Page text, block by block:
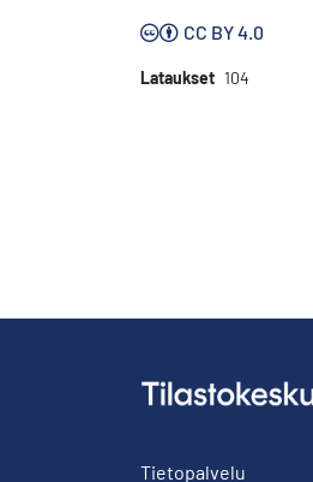
CC BY 4.0
Lataukset 104
Tietopalvelu